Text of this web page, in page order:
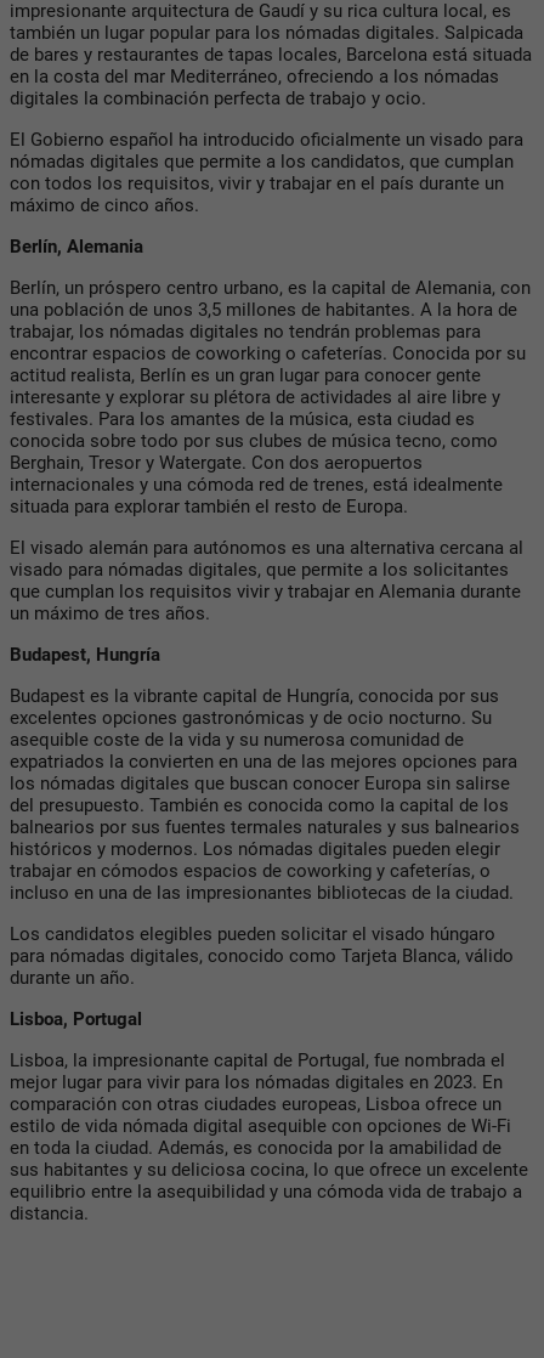
impresionante arquitectura de Gaudí y su rica cultura local, es
también un lugar popular para los nómadas digitales. Salpicada
de bares y restaurantes de tapas locales, Barcelona está situada
en la costa del mar Mediterráneo, ofreciendo a los nómadas
digitales la combinación perfecta de trabajo y ocio.
El Gobierno español ha introducido oficialmente un visado para
nómadas digitales que permite a los candidatos, que cumplan
con todos los requisitos, vivir y trabajar en el país durante un
máximo de cinco años.
Berlín, Alemania
Berlín, un próspero centro urbano, es la capital de Alemania, con
una población de unos 3,5 millones de habitantes. A la hora de
trabajar, los nómadas digitales no tendrán problemas para
encontrar espacios de coworking o cafeterías. Conocida por su
actitud realista, Berlín es un gran lugar para conocer gente
interesante y explorar su plétora de actividades al aire libre y
festivales. Para los amantes de la música, esta ciudad es
conocida sobre todo por sus clubes de música tecno, como
Berghain, Tresor y Watergate. Con dos aeropuertos
internacionales y una cómoda red de trenes, está idealmente
situada para explorar también el resto de Europa.
El visado alemán para autónomos es una alternativa cercana al
visado para nómadas digitales, que permite a los solicitantes
que cumplan los requisitos vivir y trabajar en Alemania durante
un máximo de tres años.
Budapest, Hungría
Budapest es la vibrante capital de Hungría, conocida por sus
excelentes opciones gastronómicas y de ocio nocturno. Su
asequible coste de la vida y su numerosa comunidad de
expatriados la convierten en una de las mejores opciones para
los nómadas digitales que buscan conocer Europa sin salirse
del presupuesto. También es conocida como la capital de los
balnearios por sus fuentes termales naturales y sus balnearios
históricos y modernos. Los nómadas digitales pueden elegir
trabajar en cómodos espacios de coworking y cafeterías, o
incluso en una de las impresionantes bibliotecas de la ciudad.
Los candidatos elegibles pueden solicitar el visado húngaro
para nómadas digitales, conocido como Tarjeta Blanca, válido
durante un año.
Lisboa, Portugal
Lisboa, la impresionante capital de Portugal, fue nombrada el
mejor lugar para vivir para los nómadas digitales en 2023. En
comparación con otras ciudades europeas, Lisboa ofrece un
estilo de vida nómada digital asequible con opciones de Wi-Fi
en toda la ciudad. Además, es conocida por la amabilidad de
sus habitantes y su deliciosa cocina, lo que ofrece un excelente
equilibrio entre la asequibilidad y una cómoda vida de trabajo a
distancia.